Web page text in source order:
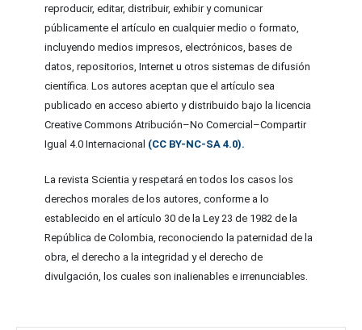
reproducir, editar, distribuir, exhibir y comunicar
públicamente el artículo en cualquier medio o formato,
incluyendo medios impresos, electrónicos, bases de
datos, repositorios, Internet u otros sistemas de difusión
científica. Los autores aceptan que el artículo sea
publicado en acceso abierto y distribuido bajo la licencia
Creative Commons Atribución–No Comercial–Compartir
Igual 4.0 Internacional (CC BY-NC-SA 4.0).
La revista Scientia y respetará en todos los casos los
derechos morales de los autores, conforme a lo
establecido en el artículo 30 de la Ley 23 de 1982 de la
República de Colombia, reconociendo la paternidad de la
obra, el derecho a la integridad y el derecho de
divulgación, los cuales son inalienables e irrenunciables.